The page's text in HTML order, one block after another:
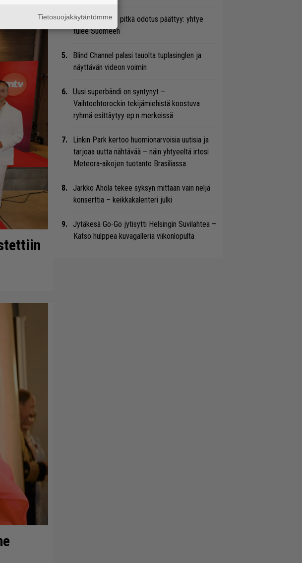
Weezer-fanien pitkä odotus päättyy: yhtye
tulee Suomeen
Blind Channel palasi tauolta tuplasinglen ja
näyttävän videon voimin
Uusi superbändi on syntynyt –
Vaihtoehtorockin tekijämiehistä koostuva
ryhmä esittäytyy ep:n merkeissä
Linkin Park kertoo huomionarvoisia uutisia ja
tarjoaa uutta nähtävää – näin yhtyeeltä irtosi
Meteora-aikojen tuotanto Brasiliassa
Jarkko Ahola tekee syksyn mittaan vain neljä
konserttia – keikkakalenteri julki
Jytäkesä Go-Go jytisytti Helsingin Suvilahtea –
Katso hulppea kuvagalleria viikonlopulta
Tietosuojakäytäntömme